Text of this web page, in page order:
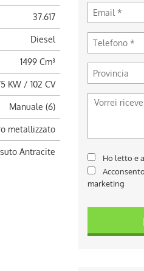
37.617
Diesel
1499 Cm³
KW / 102 CV
Manuale (6)
metallizzato
Antracite
Ho letto e
marketing